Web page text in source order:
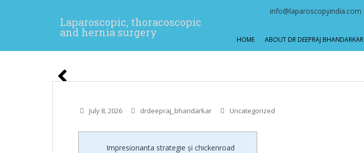
Laparoscopic, thoracoscopic
and hernia surgery
info@laparoscopyindia.com
HOME ABOUT DR DEEPRAJ BHANDARKAR
July 8, 2026 drdeepraj_bhandarkar Uncategorized
Impresionanta strategie și chickenroad